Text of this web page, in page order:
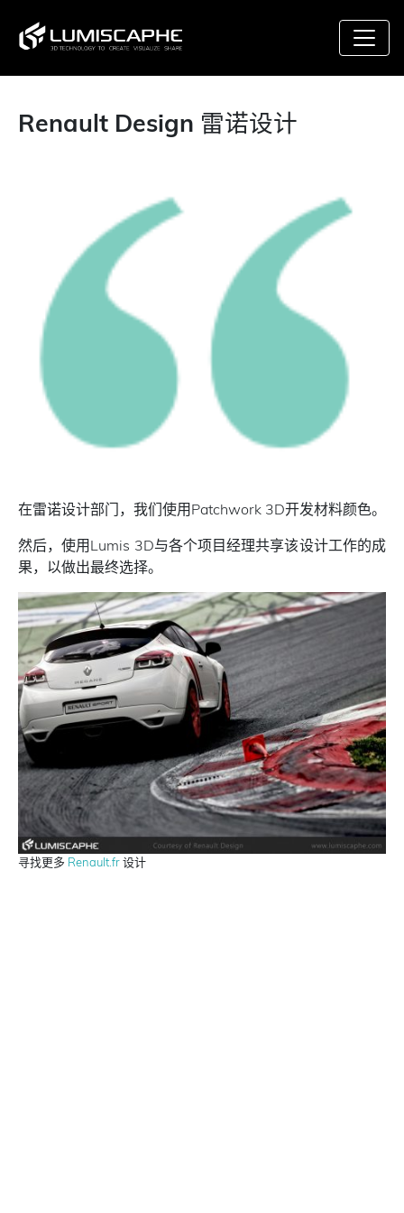
Renault Design 雷诺设计
在雷诺设计部门，我们使用Patchwork 3D开发材料颜色。
然后，使用Lumis 3D与各个项目经理共享该设计工作的成
果，以做出最终选择。
寻找更多 Renault.fr设计